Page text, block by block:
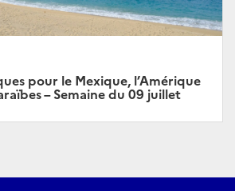
pour le Mexique, l’Amérique
– Semaine du 09 juillet